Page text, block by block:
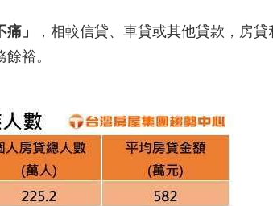
」
，相較信貸、車貸或其他貸款，房
裕。